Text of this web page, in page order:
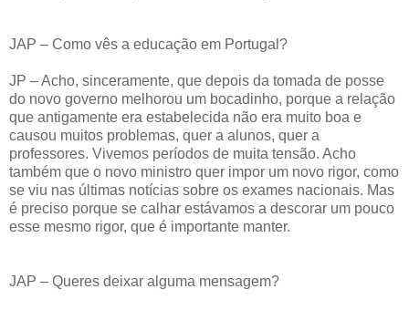
JAP – Como vês a educação em Portugal?
JP – Acho, sinceramente, que depois da tomada de posse
do novo governo melhorou um bocadinho, porque a relação
que antigamente era estabelecida não era muito boa e
causou muitos problemas, quer a alunos, quer a
professores. Vivemos períodos de muita tensão. Acho
também que o novo ministro quer impor um novo rigor, como
se viu nas últimas notícias sobre os exames nacionais. Mas
é preciso porque se calhar estávamos a descorar um pouco
esse mesmo rigor, que é importante manter.
JAP – Queres deixar alguma mensagem?